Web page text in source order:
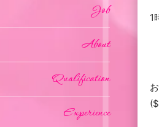
Job
About
Qualification
Experience
1